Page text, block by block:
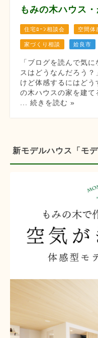
もみの木ハウス
住宅ﾛｰﾝ相談会 空間体
家づくり相談 姶良市
「ブログを読んで気
スはどうなんだろう
けど体感するにはど
の木ハウスの家を建
... 続きを読む »
新モデルハウス「モ